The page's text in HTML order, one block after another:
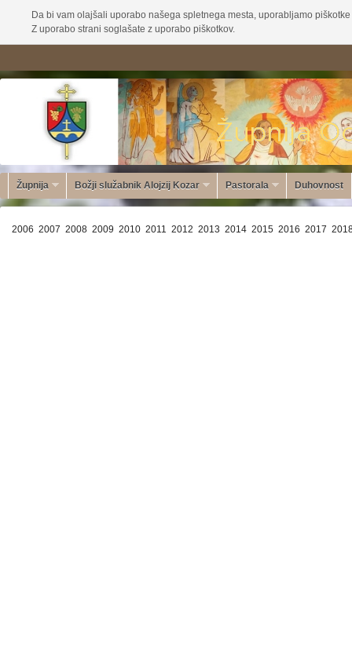
Da bi vam olajšali uporabo našega spletnega mesta, uporabljamo
Z uporabo strani soglašate z uporabo piškotkov.
Župnija Božji služabnik Alojzij Kozar Pastorala Duhovnost
2006 2007 2008 2009 2010 2011 2012 2013 2014 2015 2016 2017